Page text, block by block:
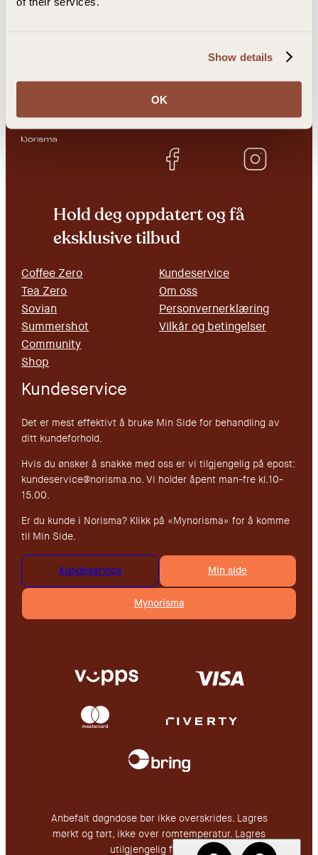
Show details
OK
Hold deg oppdatert og få
eksklusive tilbud
Coffee Zero
Tea Zero
Sovian
Summershot
Community
Shop
Kundeservice
Om oss
Personvernerklæring
Vilkår og betingelser
Kundeservice
Det er mest effektivt å bruke Min Side for behandling av
ditt kundeforhold.
Hvis du ønsker å snakke med oss er vi tilgjengelig på epost:
kundeservice@norisma.no. Vi holder åpent man-fre kl.10-
15.00.
Er du kunde i Norisma? Klikk på «Mynorisma» for å komme
til Min Side.
Min side
Kundeservice
Mynorisma
Anbefalt døgndose bør ikke overskrides. Lagres
mørkt og tørt, ikke over romtemperatur. Lagres
utilgjengelig for barn.